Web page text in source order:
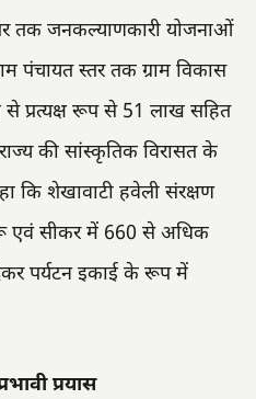
तक जनकल्याणकारी योजनाओं
पंचायत स्तर तक ग्राम विकास
प्रत्यक्ष रूप से 51 लाख सहित
की सांस्कृतिक विरासत के
कि शेखावाटी हवेली संरक्षण
एवं सीकर में 660 से अधिक
पर्यटन इकाई के रूप में
प्रयास